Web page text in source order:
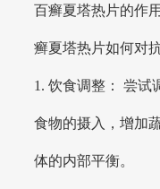
百癣夏塔热片的作
癣夏塔热片如何对
1. 饮食调整： 尝试
食物的摄入，增加
体的内部平衡。